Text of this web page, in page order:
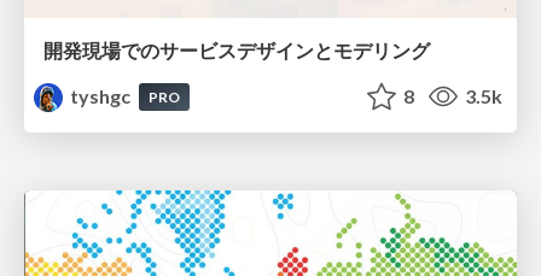
開発現場でのサービスデザインとモデリング
tyshgc
PRO 8 3.5k